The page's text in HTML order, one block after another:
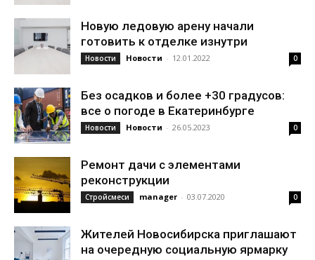
Новую ледовую арену начали
готовить к отделке изнутри
Новости Новости - 12.01.2022 0
Без осадков и более +30 градусов:
все о погоде в Екатеринбурге
Новости Новости - 26.05.2023 0
Ремонт дачи с элементами
реконструкции
Стройсмеси manager - 03.07.2020 0
Жителей Новосибирска приглашают
на очередную социальную ярмарку